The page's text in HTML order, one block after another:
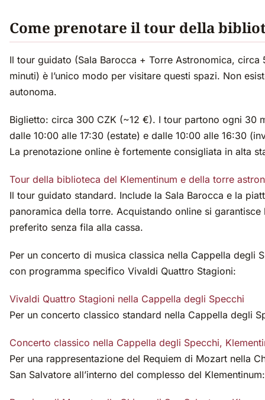
Come prenotare il tour della
Il tour guidato (Sala Barocca + Torre Astronomica, circa
minuti) è l’unico modo per visitare questi spazi. Non
autonoma.
Biglietto: circa 300 CZK (~12 €). I tour partono ogni 30
dalle 10:00 alle 17:30 (estate) e dalle 10:00 alle 16:30
La prenotazione online è fortemente consigliata in alta
Tour della biblioteca del Klementinum e della torre
Il tour guidato standard. Include la Sala Barocca e la
panoramica della torre. Acquistando online si garantisce
preferito senza fila alla cassa.
Per un concerto di musica classica nella Cappella degli
con programma specifico Vivaldi Quattro Stagioni:
Vivaldi Quattro Stagioni nella Cappella degli Specchi
Per un concerto classico standard nella Cappella degli
Concerto classico nella Cappella degli Specchi,
Per una rappresentazione del Requiem di Mozart nella
San Salvatore all’interno del complesso del Klementinum: